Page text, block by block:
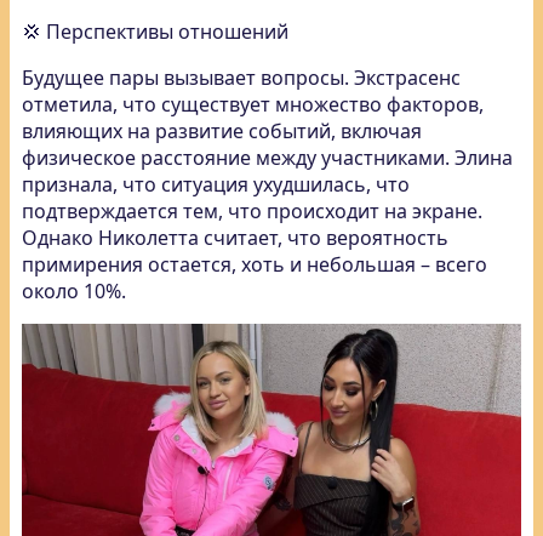
💢 Перспективы отношений
Будущее пары вызывает вопросы. Экстрасенс
отметила, что существует множество факторов,
влияющих на развитие событий, включая
физическое расстояние между участниками. Элина
признала, что ситуация ухудшилась, что
подтверждается тем, что происходит на экране.
Однако Николетта считает, что вероятность
примирения остается, хоть и небольшая – всего
около 10%.